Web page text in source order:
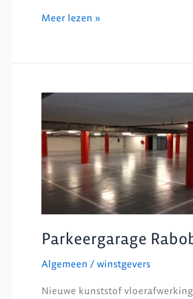
Meer lezen »
Parkeergarage
Algemeen / winstgevers
Nieuwe kunststof
Parkeergarage
te
Roosendaal